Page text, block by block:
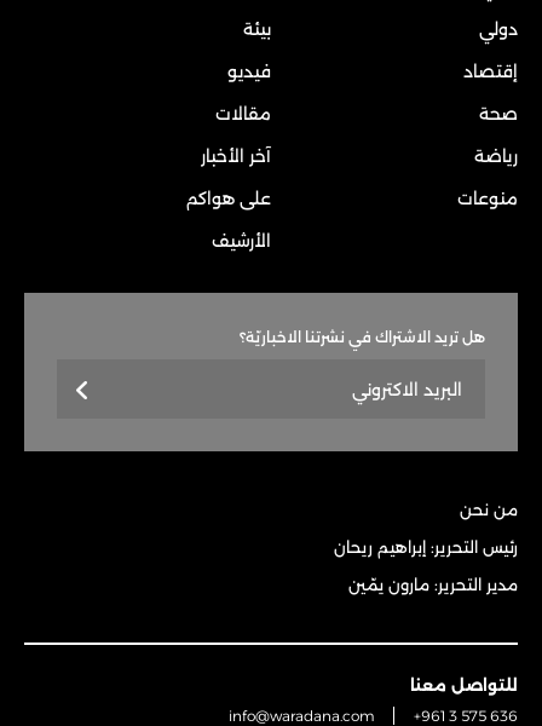
دولي
إقتصاد
صحة
رياضة
منوعات
بيئة
فيديو
مقالات
آخر الأخبار
على هواكم
الأرشيف
هل تريد الاشتراك في نشرتنا الاخباريّة؟
من نحن
رئيس التحرير: إبراهيم ريحان
مدير التحرير: مارون يمّين
للتواصل معنا
info@waradana.com +961 3 575 636